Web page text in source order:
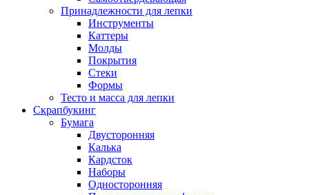
Принадлежности для лепки
Инструменты
Каттеры
Молды
Покрытия
Стеки
Формы
Тесто и масса для лепки
Скрапбукинг
Бумага
Двусторонняя
Калька
Кардсток
Наборы
Односторонняя